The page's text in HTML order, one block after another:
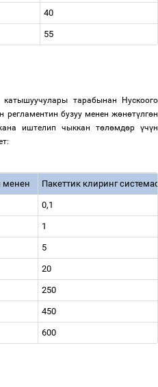
40
55
тарабынан Нускоого
н регламентин бузуу менен жөнөтүлгөн
иштелип чыккан төлөмдөр үчүн
менен Пакеттик клиринг
0,1
1
5
20
250
450
600